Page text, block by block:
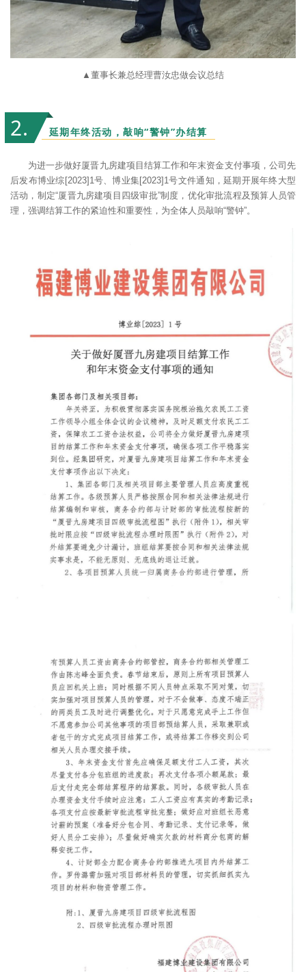
▲董事长兼总经理曹汝忠做会议总结
2. 延期年终活动，敲响“警钟”办结算
为进一步做好厦晋九房建项目结算工作和年末资金支付事项，公司先
后发布博业综[2023]1号、博业集[2023]1号文件通知，延期开展年终大型
活动，制定“厦晋九房建项目四级审批”制度，优化审批流程及预算人员管
理，强调结算工作的紧迫性和重要性，为全体人员敲响“警钟”。